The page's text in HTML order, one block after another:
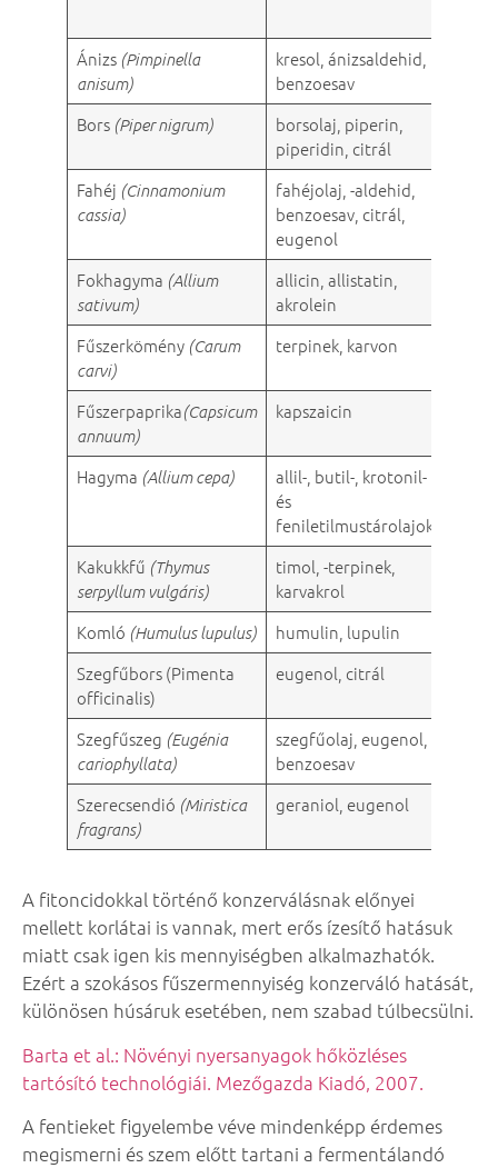
Ánizs (Pimpinella
anisum)
kresol, ánizsaldehid,
benzoesav
Bors (Piper nigrum)
borsolaj, piperin,
piperidin, citrál
Fahéj (Cinnamonium
cassia)
fahéjolaj, -aldehid,
benzoesav, citrál,
eugenol
Fokhagyma (Allium
sativum)
allicin, allistatin,
akrolein
Fűszerkömény (Carum
carvi)
terpinek, karvon
Fűszerpaprika(Capsicum
annuum)
kapszaicin
Hagyma (Allium cepa)
allil-, butil-, krotonil-
és
feniletilmustárolajok
Kakukkfű (Thymus
serpyllum vulgáris)
timol, -terpinek,
karvakrol
Komló (Humulus lupulus) humulin, lupulin
Szegfűbors (Pimenta
officinalis)
eugenol, citrál
Szegfűszeg (Eugénia
cariophyllata)
szegfűolaj, eugenol,
benzoesav
Szerecsendió (Miristica
fragrans)
geraniol, eugenol
A fitoncidokkal történő konzerválásnak előnyei
mellett korlátai is vannak, mert erős ízesítő hatásuk
miatt csak igen kis mennyiségben alkalmazhatók.
Ezért a szokásos fűszermennyiség konzerváló hatását,
különösen húsáruk esetében, nem szabad túlbecsülni.
Barta et al.: Növényi nyersanyagok hőközléses
tartósító technológiái. Mezőgazda Kiadó, 2007.
A fentieket figyelembe véve mindenképp érdemes
megismerni és szem előtt tartani a fermentálandó